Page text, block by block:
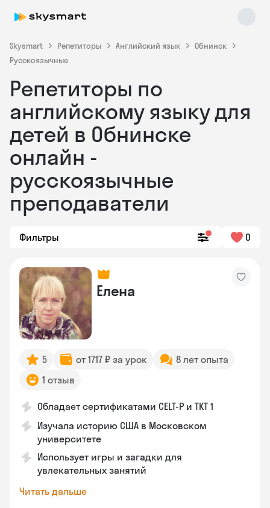
Skysmart Репетиторы Английский язык
Обнинск
Русскоязычные
Репетиторы по
английскому языку для
детей в Обнинске
онлайн -
русскоязычные
преподаватели
Фильтры 0
Елена
5 от 1717 ₽ за урок
8 лет опыта
1 отзыв
Обладает сертификатами CELT-P и TKT 1
Изучала историю США в Московском
университете
Использует игры и загадки для
увлекательных занятий
Читать дальше
Skysmart Chat